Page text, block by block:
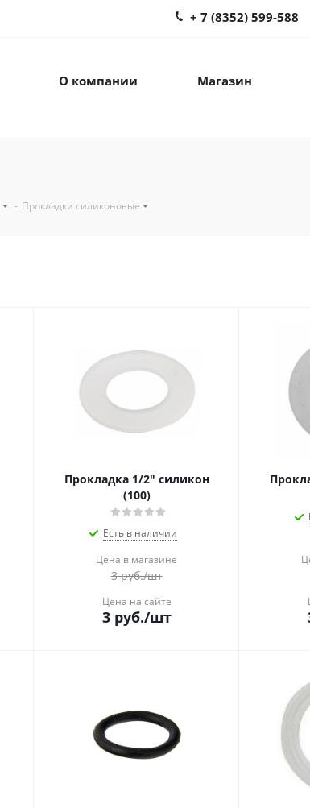
+ 7 (8352) 599-588
О компании Магазин
- Прокладки силиконовые
Прокладка 1/2" силикон
(100)
Есть в наличии
Цена в магазине
3руб./шт
Цена на сайте
3руб./шт